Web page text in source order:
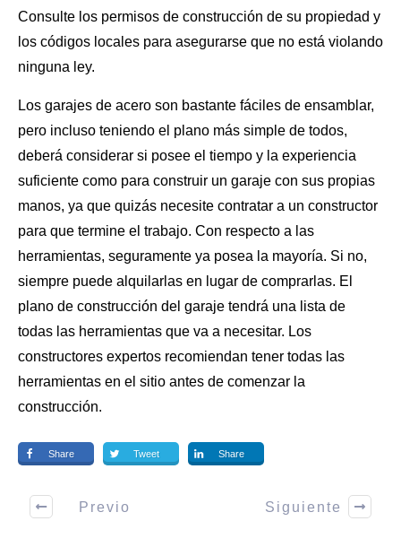
Consulte los permisos de construcción de su propiedad y
los códigos locales para asegurarse que no está violando
ninguna ley.
Los garajes de acero son bastante fáciles de ensamblar,
pero incluso teniendo el plano más simple de todos,
deberá considerar si posee el tiempo y la experiencia
suficiente como para construir un garaje con sus propias
manos, ya que quizás necesite contratar a un constructor
para que termine el trabajo. Con respecto a las
herramientas, seguramente ya posea la mayoría. Si no,
siempre puede alquilarlas en lugar de comprarlas. El
plano de construcción del garaje tendrá una lista de
todas las herramientas que va a necesitar. Los
constructores expertos recomiendan tener todas las
herramientas en el sitio antes de comenzar la
construcción.
Share Tweet Share
Previo Siguiente